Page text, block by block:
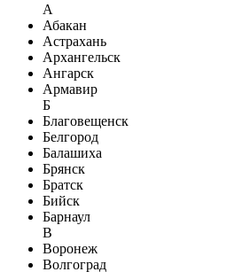
А
Абакан
Астрахань
Архангельск
Ангарск
Армавир
Б
Благовещенск
Белгород
Балашиха
Брянск
Братск
Бийск
Барнаул
В
Воронеж
Волгоград